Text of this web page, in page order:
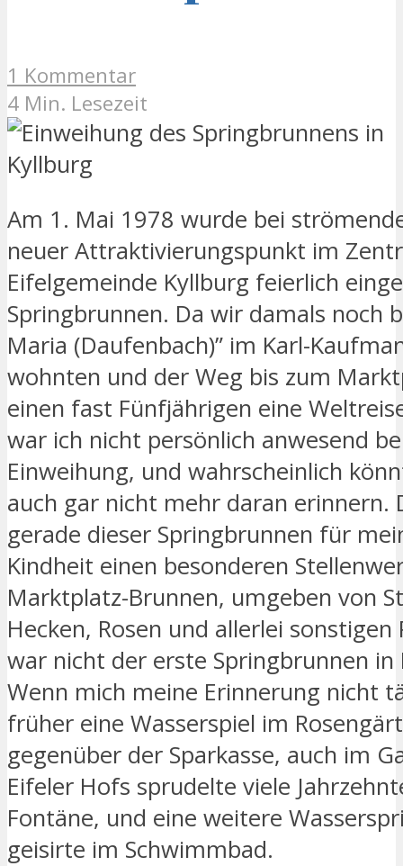
1 Kommentar
4 Min. Lesezeit
Am 1. Mai 1978 wurde bei
neuer Attraktivierungspunkt im
Eifelgemeinde Kyllburg feierlich
Springbrunnen. Da wir damals noch
Maria (Daufenbach)” im Karl-
wohnten und der Weg bis zum
einen fast Fünfjährigen eine
war ich nicht persönlich anwesend
Einweihung, und wahrscheinlich
auch gar nicht mehr daran erinnern.
gerade dieser Springbrunnen für
Kindheit einen besonderen
Marktplatz-Brunnen, umgeben von
Hecken, Rosen und allerlei sonstigen
war nicht der erste Springbrunnen in
Wenn mich meine Erinnerung nicht
früher eine Wasserspiel im
gegenüber der Sparkasse, auch im
Eifeler Hofs sprudelte viele
Fontäne, und eine weitere
geisirte im Schwimmbad.